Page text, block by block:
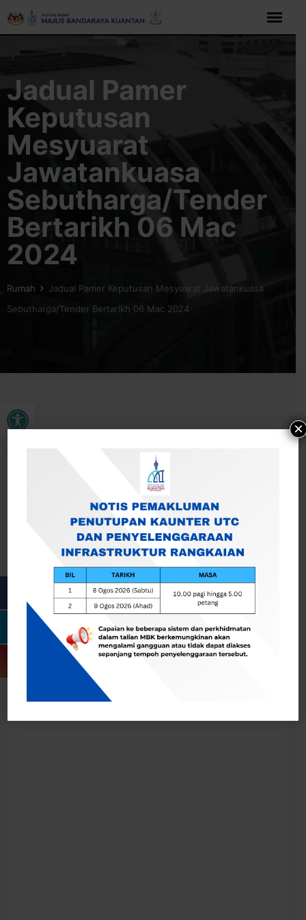
Buka bar alat
Langkau
Jadual Pamer
Keputusan
Mesyuarat
Jawatankuasa
Sebutharga/Tender
Bertarikh 06 Mac
2024
Rumah
Jadual Pamer Keputusan Mesyuarat Jawatankuasa
Sebutharga/Tender Bertarikh 06 Mac 2024
JAWATANKUASA SEBUTHARGA /TENDER BERTARIKH 06
MAC 2024
×